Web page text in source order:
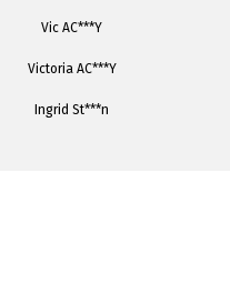
Vic AC***Y
Victoria AC***Y
Ingrid St***n